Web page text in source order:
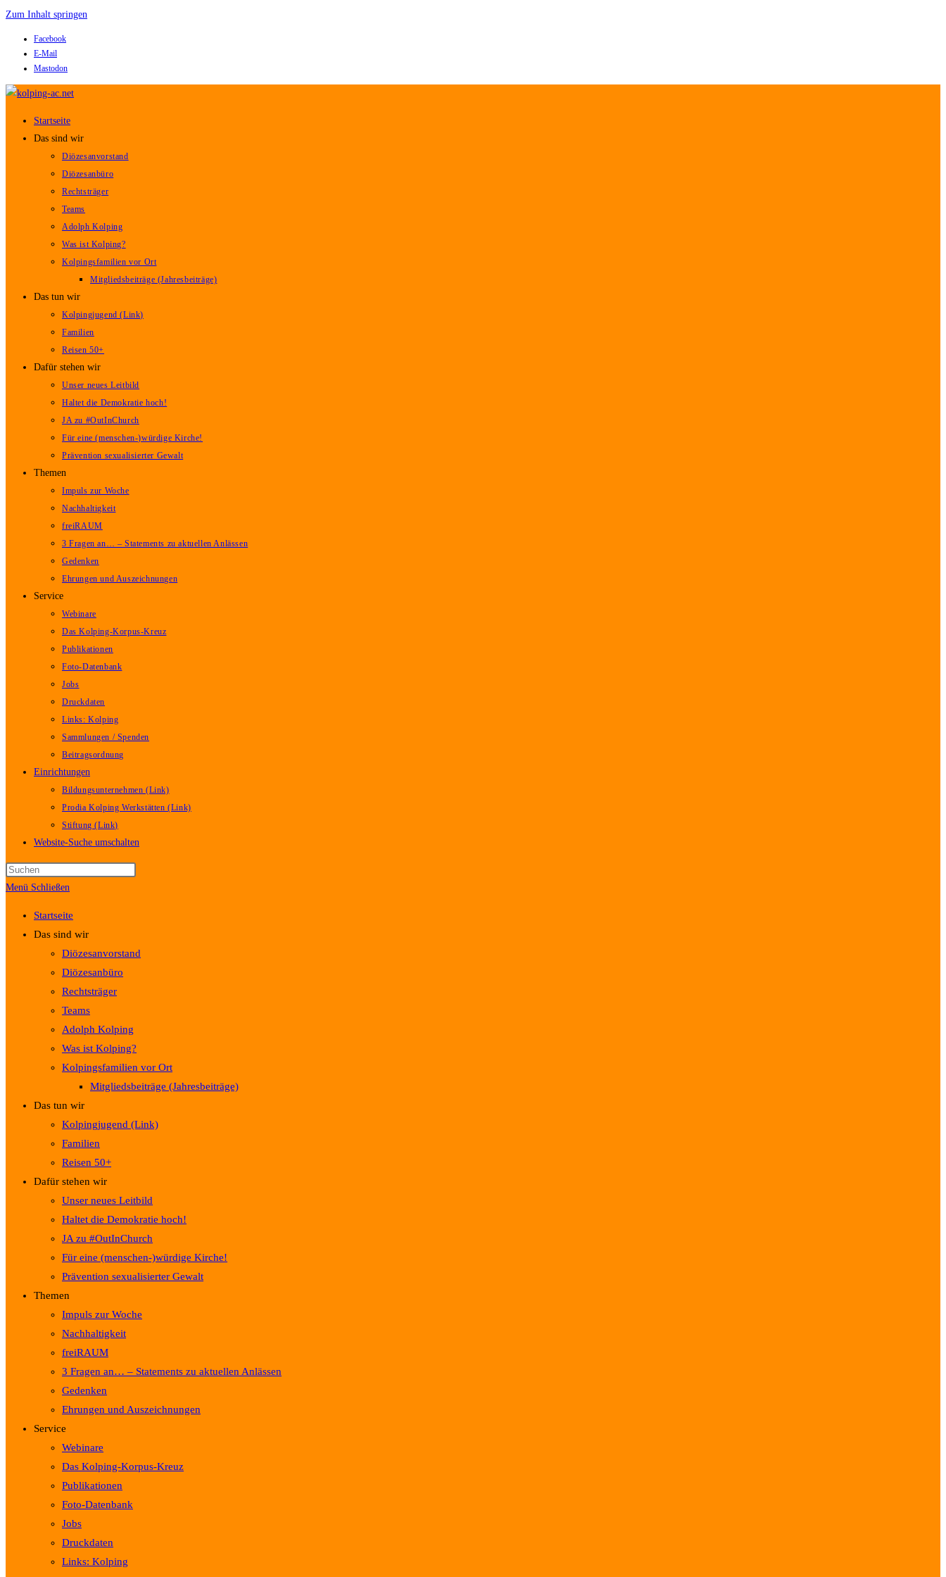
Zum Inhalt springen
Facebook
E-Mail
Mastodon
Startseite
Das sind wir
Diözesanvorstand
Diözesanbüro
Rechtsträger
Teams
Adolph Kolping
Was ist Kolping?
Kolpingsfamilien vor Ort
Mitgliedsbeiträge (Jahresbeiträge)
Das tun wir
Kolpingjugend (Link)
Familien
Reisen 50+
Dafür stehen wir
Unser neues Leitbild
Haltet die Demokratie hoch!
JA zu #OutInChurch
Für eine (menschen-)würdige Kirche!
Prävention sexualisierter Gewalt
Themen
Impuls zur Woche
Nachhaltigkeit
freiRAUM
3 Fragen an… – Statements zu aktuellen Anlässen
Gedenken
Ehrungen und Auszeichnungen
Service
Webinare
Das Kolping-Korpus-Kreuz
Publikationen
Foto-Datenbank
Jobs
Druckdaten
Links: Kolping
Sammlungen / Spenden
Beitragsordnung
Einrichtungen
Bildungsunternehmen (Link)
Prodia Kolping Werkstätten (Link)
Stiftung (Link)
Website-Suche umschalten
Menü Schließen
Startseite
Das sind wir
Diözesanvorstand
Diözesanbüro
Rechtsträger
Teams
Adolph Kolping
Was ist Kolping?
Kolpingsfamilien vor Ort
Mitgliedsbeiträge (Jahresbeiträge)
Das tun wir
Kolpingjugend (Link)
Familien
Reisen 50+
Dafür stehen wir
Unser neues Leitbild
Haltet die Demokratie hoch!
JA zu #OutInChurch
Für eine (menschen-)würdige Kirche!
Prävention sexualisierter Gewalt
Themen
Impuls zur Woche
Nachhaltigkeit
freiRAUM
3 Fragen an… – Statements zu aktuellen Anlässen
Gedenken
Ehrungen und Auszeichnungen
Service
Webinare
Das Kolping-Korpus-Kreuz
Publikationen
Foto-Datenbank
Jobs
Druckdaten
Links: Kolping